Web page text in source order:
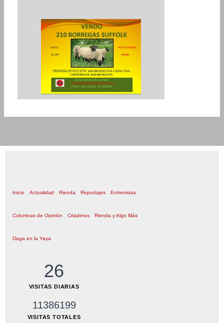
Inicio Actualidad Rienda Reportajes Entrevistas
Columnas de Opinión Criaderos Rienda y Algo Más
Daga en la Yaya
26
VISITAS DIARIAS
11386199
VISITAS TOTALES